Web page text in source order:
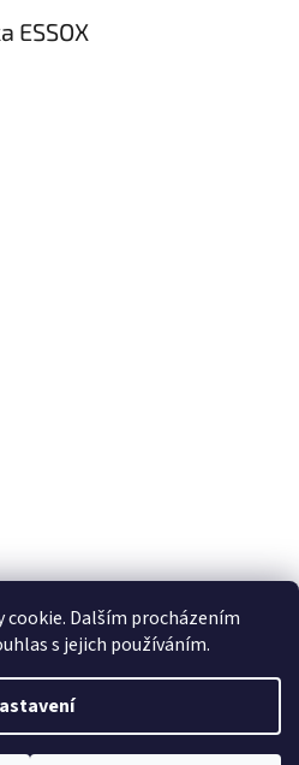
Dalším procházením
s jejich používáním.
ESSOX